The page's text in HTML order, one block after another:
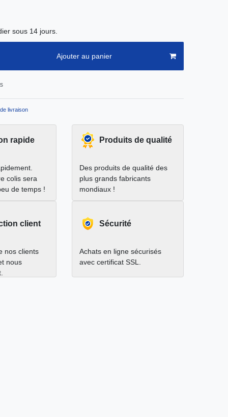
sous 14 jours.
Ajouter au panier
livraison
rapide
colis sera
de temps !
Produits de qualité
Des produits de qualité des
plus grands fabricants
mondiaux !
client
nos clients
nous
Sécurité
Achats en ligne sécurisés
avec certificat SSL.